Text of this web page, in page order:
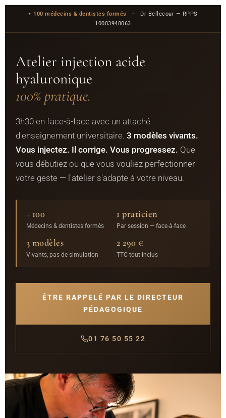
+ 100 médecins & dentistes formés •
Dr Bellecour — RPPS
10003948063
Atelier injection acide
hyaluronique
100% pratique.
3h30 en face-à-face avec un attaché
d'enseignement universitaire. 3 modèles vivants.
Vous injectez. Il corrige. Vous progressez. Que
vous débutiez ou que vous vouliez perfectionner
votre geste — l'atelier s'adapte à votre niveau.
+ 100
Médecins & dentistes formés
1 praticien
Par session — face-à-face
3 modèles
Vivants, pas de simulation
2 290 €
TTC tout inclus
ÊTRE RAPPELÉ PAR LE DIRECTEUR
PÉDAGOGIQUE
01 76 50 55 22